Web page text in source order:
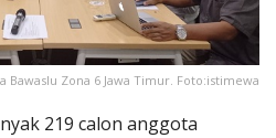
Bawaslu Zona 6 Jawa Timur. Foto:istimewa
219 calon anggota